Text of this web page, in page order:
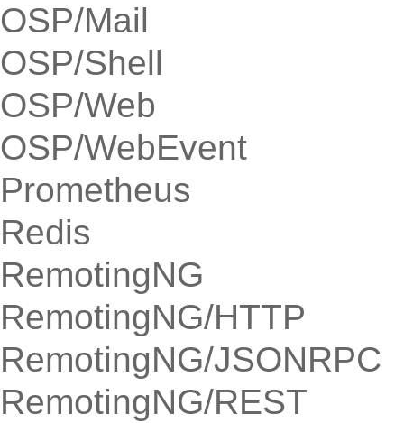
OSP/Mail
OSP/Shell
OSP/Web
OSP/WebEvent
Prometheus
Redis
RemotingNG
RemotingNG/HTTP
RemotingNG/JSONRPC
RemotingNG/REST